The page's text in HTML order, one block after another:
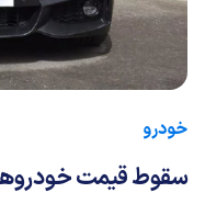
خودرو
سقوط قیمت